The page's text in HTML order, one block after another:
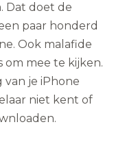
Dat doet de
paar honderd
Ook malafide
om mee te kijken.
van je iPhone
niet kent of